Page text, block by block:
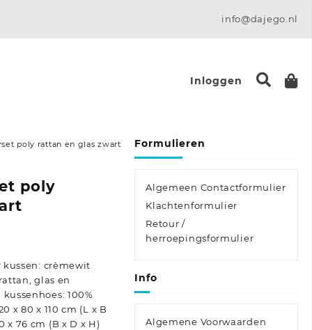
info@dajego.nl
Inloggen
poly rattan en glas zwart
poly
crèmewit
glas en
100%
x 80 x 110 cm (L x B
76 cm (B x D x H)
Formulieren
Algemeen Contactformulier
Klachtenformulier
Retour /
herroepingsformulier
Info
Algemene Voorwaarden